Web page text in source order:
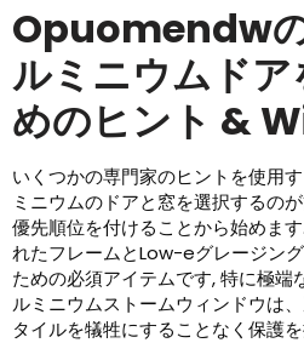
Opuomendw
ルミニウムド
めのヒント &
いくつかの専門家のヒントを使用
ミニウムのドアと窓を選択するの
優先順位を付けることから始めま
れたフレームとLow-eグレージン
ための必須アイテムです, 特に極端
ルミニウムストームウィンドウは
タイルを犠牲にすることなく保護